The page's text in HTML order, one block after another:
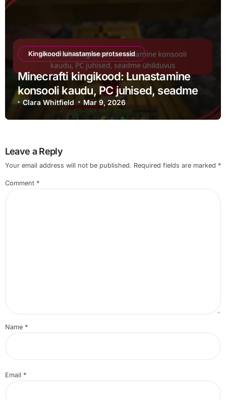
Kingikoodi lunastamise protsessid
Minecrafti kingikood: Lunastamine
konsooli kaudu, PC juhised, seadme
ühilduvus
Clara Whitfield Mar 9, 2026
Leave a Reply
Your email address will not be published. Required fields are marked *
Comment *
Name *
Email *